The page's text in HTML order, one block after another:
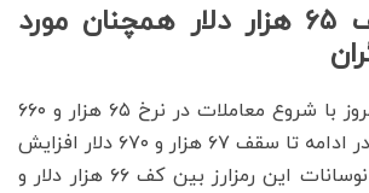
بیت‌کوین؛ کف ۶۵ هزار دلار همچنان مورد
قیمت بیت‌کوین امروز با شروع معاملات در نرخ ۶۵ هزار و ۶۶۰
دلار وارد بازار شد و در ادامه تا سقف ۶۷ هزار و ۶۷۰ دلار افزایش
یافت. در طول روز، نوسانات این رمزارز بین کف ۶۶ هزار دلار و